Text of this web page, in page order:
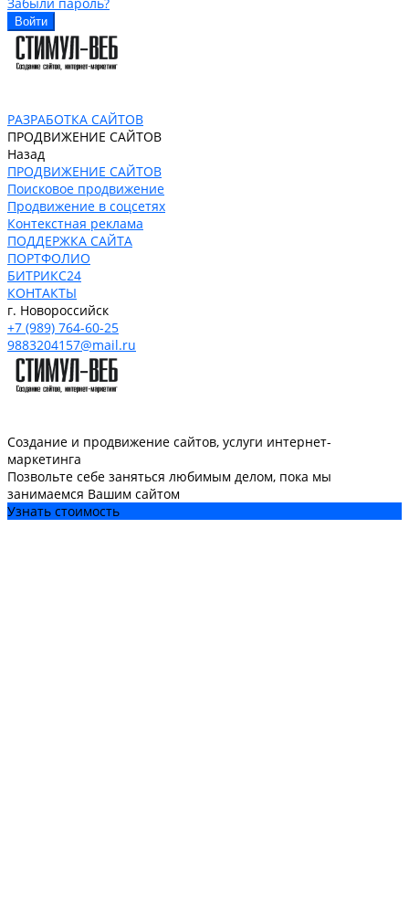
РАЗРАБОТКА САЙТОВ
ПРОДВИЖЕНИЕ САЙТОВ
Назад
ПРОДВИЖЕНИЕ САЙТОВ
Поисковое продвижение
Продвижение в соцсетях
Контекстная реклама
ПОДДЕРЖКА САЙТА
ПОРТФОЛИО
БИТРИКС24
КОНТАКТЫ
г. Новороссийск
+7 (989) 764-60-25
9883204157@mail.ru
Создание и продвижение сайтов, услуги интернет-
маркетинга
Позвольте себе заняться любимым делом, пока мы
занимаемся Вашим сайтом
Узнать стоимость